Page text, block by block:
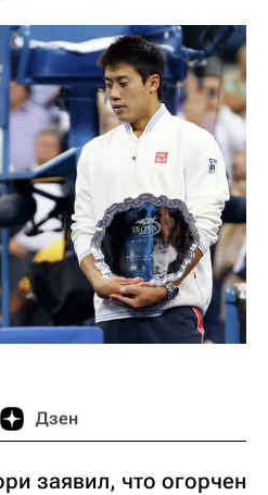
Дзен
заявил, что огорчен